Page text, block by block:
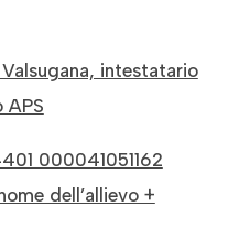
intestatario
APS
000041051162
dell’allievo +